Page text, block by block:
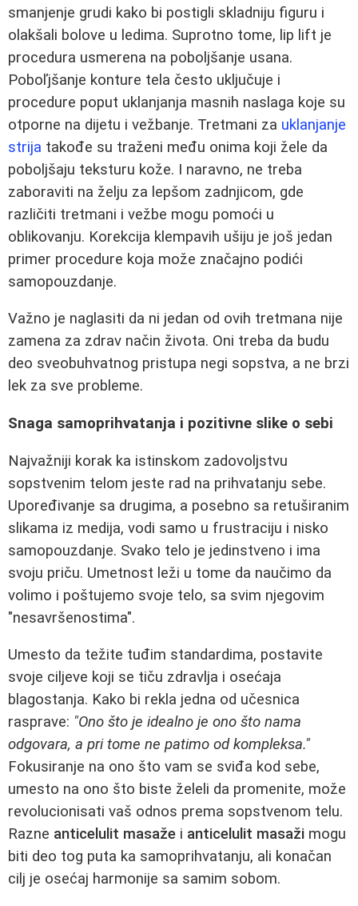
smanjenje grudi kako bi postigli skladniju figuru i
olakšali bolove u ledima. Suprotno tome, lip lift je
procedura usmerena na poboljšanje usana.
Poboľjšanje konture tela često uključuje i
procedure poput uklanjanja masnih naslaga koje su
otporne na dijetu i vežbanje. Tretmani za uklanjanje
strija takođe su traženi među onima koji žele da
poboljšaju teksturu kože. I naravno, ne treba
zaboraviti na želju za lepšom zadnjicom, gde
različiti tretmani i vežbe mogu pomoći u
oblikovanju. Korekcija klempavih ušiju je još jedan
primer procedure koja može značajno podići
samopouzdanje.
Važno je naglasiti da ni jedan od ovih tretmana nije
zamena za zdrav način života. Oni treba da budu
deo sveobuhvatnog pristupa negi sopstva, a ne brzi
lek za sve probleme.
Snaga samoprihvatanja i pozitivne slike o sebi
Najvažniji korak ka istinskom zadovoljstvu
sopstvenim telom jeste rad na prihvatanju sebe.
Upoređivanje sa drugima, a posebno sa retuširanim
slikama iz medija, vodi samo u frustraciju i nisko
samopouzdanje. Svako telo je jedinstveno i ima
svoju priču. Umetnost leži u tome da naučimo da
volimo i poštujemo svoje telo, sa svim njegovim
"nesavršenostima".
Umesto da težite tuđim standardima, postavite
svoje ciljeve koji se tiču zdravlja i osećaja
blagostanja. Kako bi rekla jedna od učesnica
rasprave: "Ono što je idealno je ono što nama
odgovara, a pri tome ne patimo od kompleksa."
Fokusiranje na ono što vam se sviđa kod sebe,
umesto na ono što biste želeli da promenite, može
revolucionisati vaš odnos prema sopstvenom telu.
Razne anticelulit masaže i anticelulit masaži mogu
biti deo tog puta ka samoprihvatanju, ali konačan
cilj je osećaj harmonije sa samim sobom.